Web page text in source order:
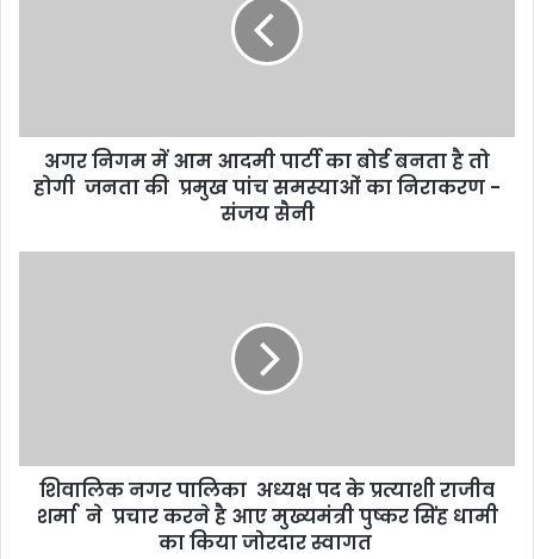
अगर निगम में आम आदमी पार्टी का बोर्ड बनता है तो
होगी जनता की प्रमुख पांच समस्याओं का निराकरण -
संजय सैनी
शिवालिक नगर पालिका अध्यक्ष पद के प्रत्याशी राजीव
शर्मा ने प्रचार करने है आए मुख्यमंत्री पुष्कर सिंह धामी
का किया जोरदार स्वागत